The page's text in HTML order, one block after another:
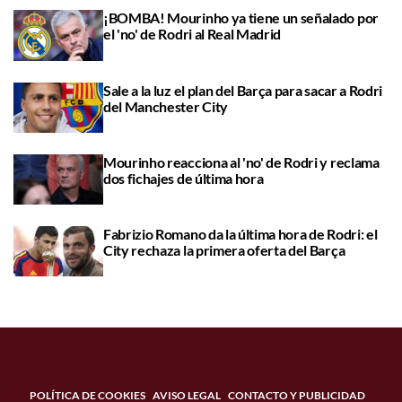
¡BOMBA! Mourinho ya tiene un señalado por
el 'no' de Rodri al Real Madrid
Sale a la luz el plan del Barça para sacar a Rodri
del Manchester City
Mourinho reacciona al 'no' de Rodri y reclama
dos fichajes de última hora
Fabrizio Romano da la última hora de Rodri: el
City rechaza la primera oferta del Barça
POLÍTICA DE COOKIES AVISO LEGAL CONTACTO Y PUBLICIDAD